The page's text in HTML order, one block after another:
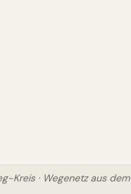
Kreis · Wegenetz aus dem